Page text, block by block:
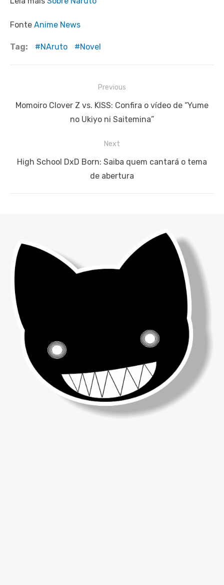
Fonte Anime News
Tag: NAruto Novel
de
Previous
Previous
Momoiro Clover Z vs. KISS: Confira o vídeo de “Yume
no Ukiyo ni Saitemina”
Next
Next
High School DxD Born: Saiba quem cantará o tema
de abertura